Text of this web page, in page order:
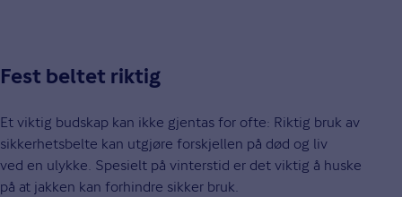
Fest beltet riktig
Et viktig budskap kan ikke gjentas for ofte: Riktig bruk av
sikkerhetsbelte kan utgjøre forskjellen på død og liv
ved en ulykke. Spesielt på vinterstid er det viktig å huske
på at jakken kan forhindre sikker bruk.